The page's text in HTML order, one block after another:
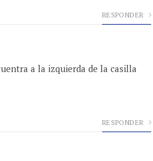
RESPONDER
a la izquierda de la casilla
RESPONDER